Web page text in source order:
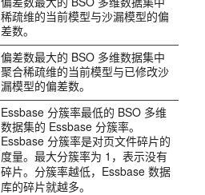
稀疏维的当前模型与沙漏模型的偏
差数。
偏差数最大的 BSO 多维数据集中
聚合稀疏维的当前模型与已修改沙
漏模型的偏差数。
Essbase 分簇率最低的 BSO 多维
数据集的 Essbase 分簇率。
Essbase 分簇率是对页文件碎片的
度量。最大分簇率为 1，表示没有
碎片。分簇率越低， Essbase 数据
库的碎片就越多。